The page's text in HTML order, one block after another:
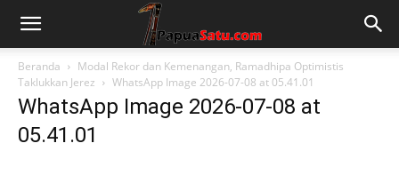
Beranda
Modal Rekor dan Kemenangan, Ramadhipa Optimistis
Taklukkan Jerez
WhatsApp Image 2026-07-08 at 05.41.01
WhatsApp Image 2026-07-08 at
05.41.01